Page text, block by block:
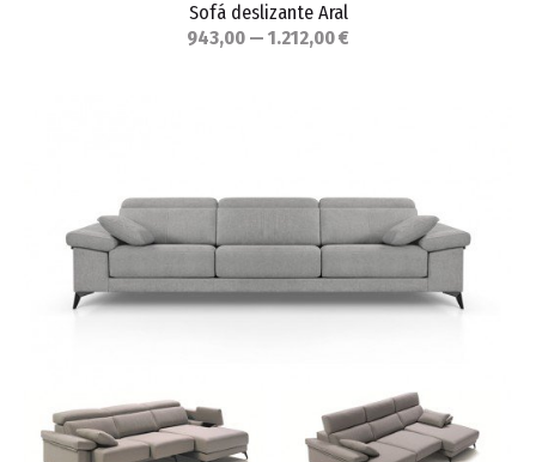
Sofá deslizante Aral
943,00 — 1.212,00 €